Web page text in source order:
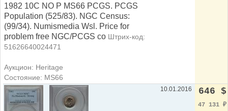
1982 10C NO P MS66 PCGS. PCGS
Population (525/83). NGC Census:
(99/34). Numismedia Wsl. Price for
problem free NGC/PCGS co Штрих-код:
51626640024471
Аукцион: Heritage
Состояние: MS66
10.01.2016 646 $
47 131 ₽